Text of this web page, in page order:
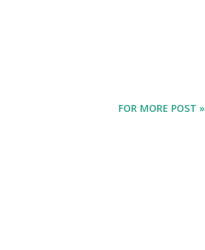
FOR MORE POST »